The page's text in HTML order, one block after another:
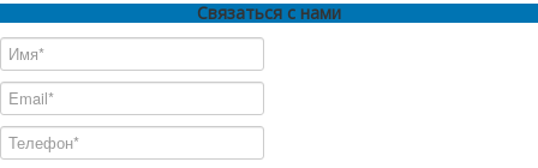
Связаться с нами